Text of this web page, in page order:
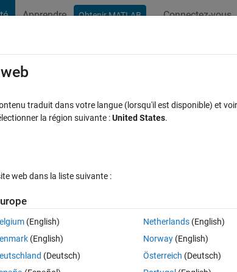
Apprendre Obtenir MATLAB Connectez-vous
value
Afficher
matlab help with the colorbar function.
traduit dans votre langue (lorsqu'il est disponible) et
la région suivante :United States.
web dans la liste suivante :
(English)
(English)
(Deutsch)
Netherlands(English)
Norway(English)
Österreich (Deutsch)